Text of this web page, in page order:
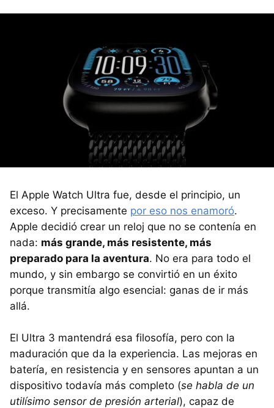
El Apple Watch Ultra fue, desde el principio, un
exceso. Y precisamente por eso nos enamoró.
Apple decidió crear un reloj que no se contenía en
nada: más grande, más resistente, más
preparado para la aventura. No era para todo el
mundo, y sin embargo se convirtió en un éxito
porque transmitía algo esencial: ganas de ir más
allá.
El Ultra 3 mantendrá esa filosofía, pero con la
maduración que da la experiencia. Las mejoras en
batería, en resistencia y en sensores apuntan a un
dispositivo todavía más completo (se habla de un
utilísimo sensor de presión arterial), capaz de